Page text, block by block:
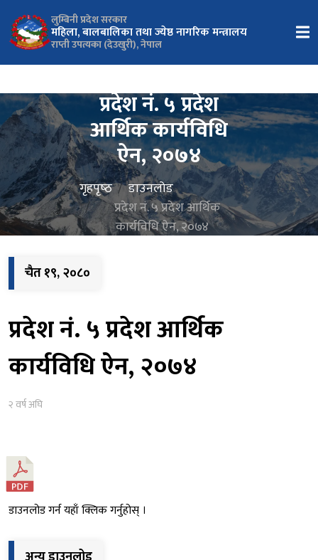
लुम्बिनी प्रदेश सरकार
महिला, बालबालिका तथा ज्येष्ठ नागरिक मन्त्रालय
राप्ती उपत्यका (देउखुरी), नेपाल
प्रदेश नं. ५ प्रदेश
आर्थिक कार्यविधि
ऐन, २०७४
गृहपृष्‍ठ
डाउनलोड
प्रदेश नं. ५ प्रदेश आर्थिक
कार्यविधि ऐन, २०७४
चैत १९, २०८०
प्रदेश नं. ५ प्रदेश आर्थिक
कार्यविधि ऐन, २०७४
२ वर्ष अघि
डाउनलोड गर्न यहाँ क्लिक गर्नुहोस् ।